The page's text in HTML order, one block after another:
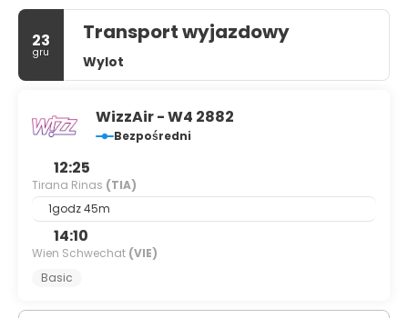
23
gru
Transport wyjazdowy
Wylot
WizzAir - W4 2882
Bezpośredni
12:25
Tirana Rinas (TIA)
1godz 45m
14:10
Wien Schwechat (VIE)
Basic